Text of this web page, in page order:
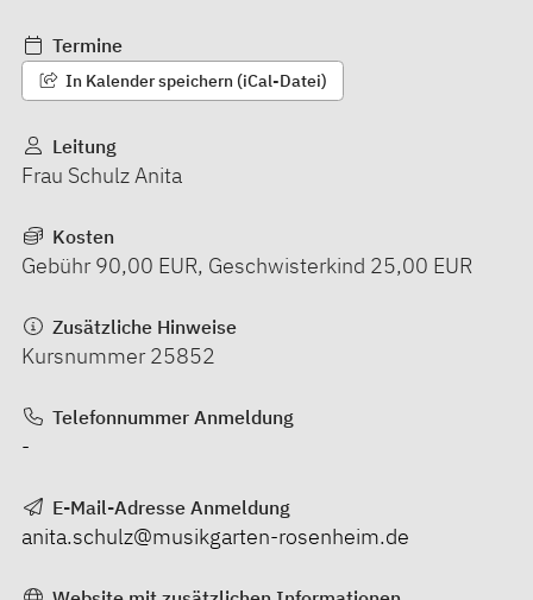
Termine
In Kalender speichern (iCal-Datei)
Leitung
Frau Schulz Anita
Kosten
Gebühr 90,00 EUR, Geschwisterkind 25,00 EUR
Zusätzliche Hinweise
Kursnummer 25852
Telefonnummer Anmeldung
-
E-Mail-Adresse Anmeldung
anita.schulz@musikgarten-rosenheim.de